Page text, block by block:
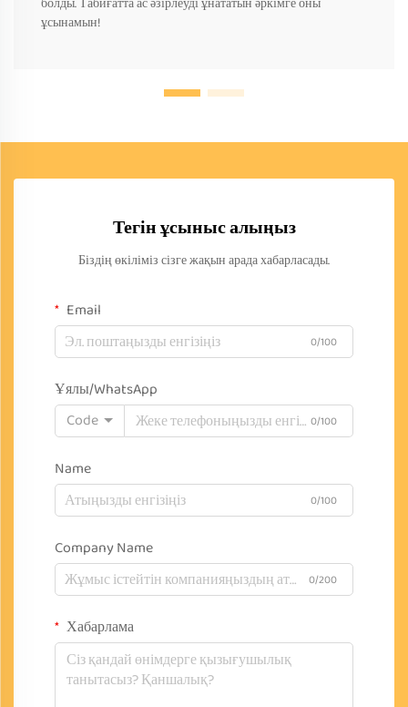
ұсынамын!
Тегін ұсыныс алыңыз
Біздің өкіліміз сізге жақын арада хабарласады.
Email
0/100
Ұялы/WhatsApp
Code
0/100
Name
0/100
Company Name
0/200
Хабарлама